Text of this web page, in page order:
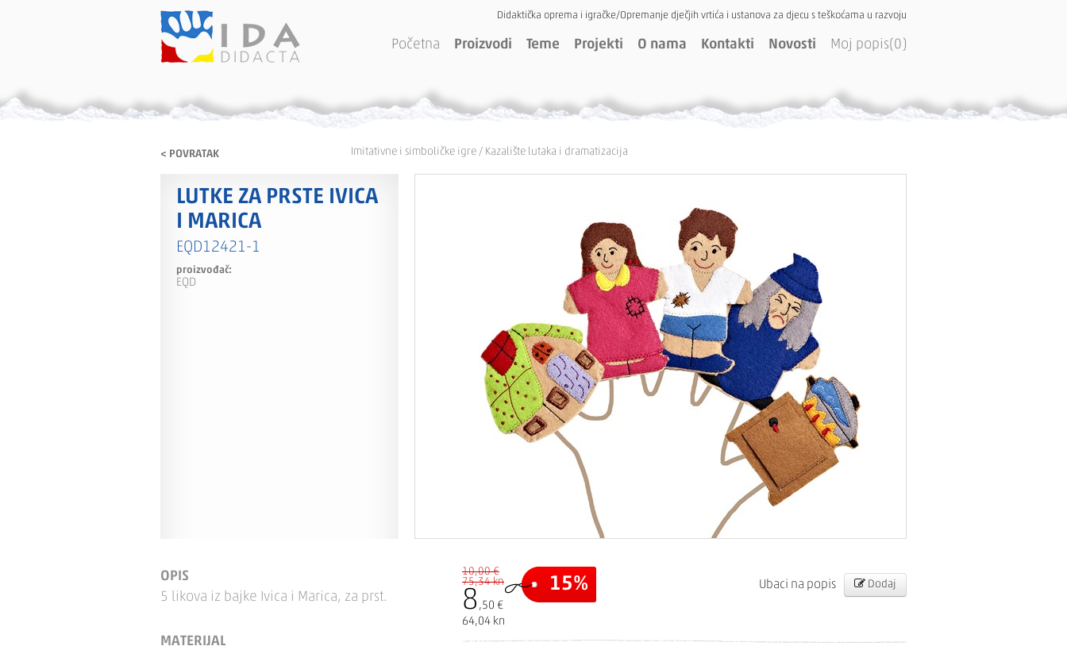
Didaktička oprema i igračke/Opremanje dječjih vrtića i ustanova za djecu s teškoćama u razvoju
Moj popis(0)
Novosti
Kontakti
O nama
Projekti
Teme
Proizvodi
Početna
< POVRATAK Imitativne i simboličke igre / Kazalište lutaka i dramatizacija
LUTKE ZA PRSTE IVICA
I MARICA
EQD12421-1
proizvođač:
EQD
OPIS
5 likova iz bajke Ivica i Marica, za prst.
MATERIJAL
10,00 €
75,34 kn
8 ,50 €
64,04 kn
15% Dodaj
Ubaci na popis